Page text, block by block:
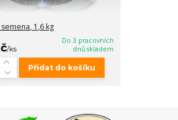
1,6 kg
/ks
Do 3 pracovních
dnů skladem
Přidat do košíku